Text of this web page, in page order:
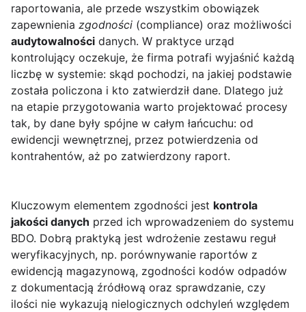
raportowania, ale przede wszystkim obowiązek
zapewnienia zgodności (compliance) oraz możliwości
audytowalności danych. W praktyce urząd
kontrolujący oczekuje, że firma potrafi wyjaśnić każdą
liczbę w systemie: skąd pochodzi, na jakiej podstawie
została policzona i kto zatwierdził dane. Dlatego już
na etapie przygotowania warto projektować procesy
tak, by dane były spójne w całym łańcuchu: od
ewidencji wewnętrznej, przez potwierdzenia od
kontrahentów, aż po zatwierdzony raport.
Kluczowym elementem zgodności jest kontrola
jakości danych przed ich wprowadzeniem do systemu
BDO. Dobrą praktyką jest wdrożenie zestawu reguł
weryfikacyjnych, np. porównywanie raportów z
ewidencją magazynową, zgodności kodów odpadów
z dokumentacją źródłową oraz sprawdzanie, czy
ilości nie wykazują nielogicznych odchyleń względem